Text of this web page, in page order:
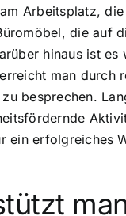
Arbeitsplatz,
die
hinaus ist
man
besprechen.
erfolgreiches